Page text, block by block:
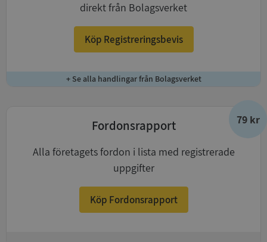
direkt från Bolagsverket
Köp Registreringsbevis
+ Se alla handlingar från Bolagsverket
79 kr
Fordonsrapport
Alla företagets fordon i lista med registrerade
uppgifter
Köp Fordonsrapport